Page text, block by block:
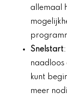
allemaal
Snelstart
kunt
meer